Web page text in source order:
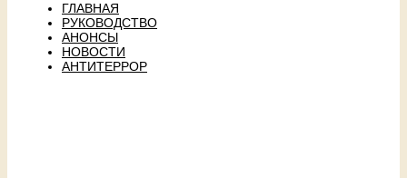
ГЛАВНАЯ
РУКОВОДСТВО
АНОНСЫ
НОВОСТИ
АНТИТЕРРОР